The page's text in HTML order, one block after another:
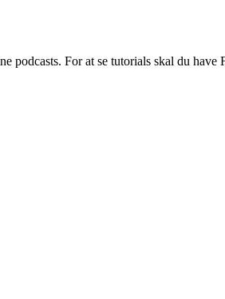
For at se tutorials skal du have